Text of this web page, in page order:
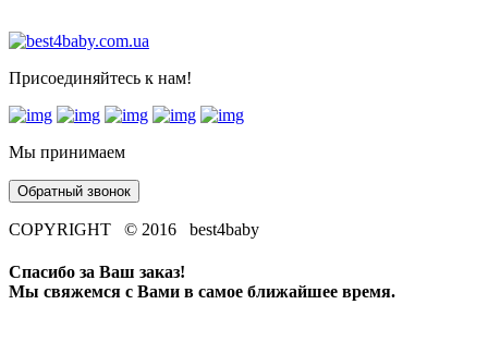
Присоединяйтесь к нам!
Мы принимаем
Обратный звонок
COPYRIGHT © 2016 best4baby
Спасибо за Ваш заказ!
Мы свяжемся с Вами в самое ближайшее время.